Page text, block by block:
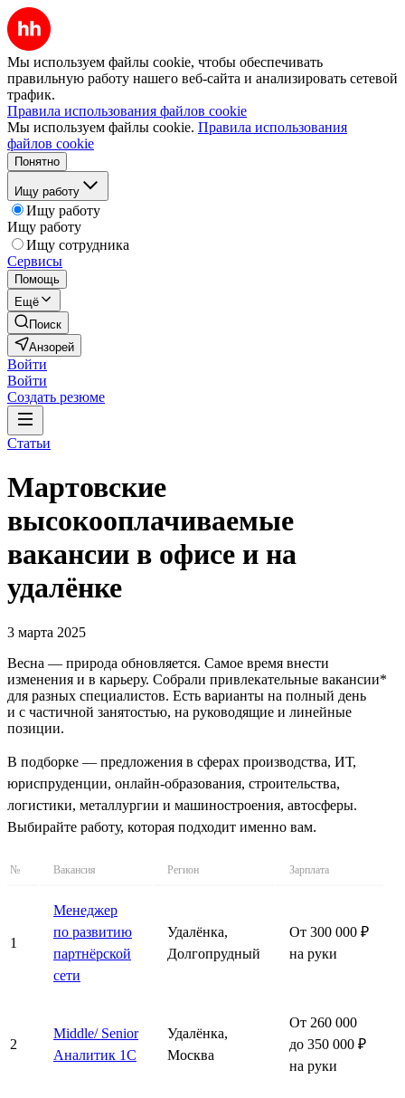
Мы используем файлы cookie, чтобы обеспечивать
правильную работу нашего веб-сайта и анализировать сетевой
трафик.
Правила использования файлов cookie
Мы используем файлы cookie. Правила использования
файлов cookie
Понятно
Ищу работу
Ищу работу
Ищу работу
Ищу сотрудника
Сервисы
Помощь
Ещё
Поиск
Анзорей
Войти
Войти
Создать резюме
Статьи
Мартовские
высокооплачиваемые
вакансии в офисе и на
удалёнке
3 марта 2025
Весна — природа обновляется. Самое время внести
изменения и в карьеру. Собрали привлекательные вакансии*
для разных специалистов. Есть варианты на полный день
и с частичной занятостью, на руководящие и линейные
позиции.
В подборке — предложения в сферах производства, ИТ,
юриспруденции, онлайн-образования, строительства,
логистики, металлургии и машиностроения, автосферы.
Выбирайте работу, которая подходит именно вам.
№ Вакансия Регион Зарплата
1
Менеджер
по развитию
партнёрской
сети
Удалёнка,
Долгопрудный
От 300 000 ₽
на руки
2
Middle/ Senior
Аналитик 1С
Удалёнка,
Москва
От 260 000
до 350 000 ₽
на руки